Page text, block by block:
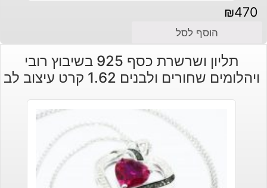
₪470
הוסף לסל
תליון ושרשרת כסף 925 בשיבוץ רובי
ויהלומים שחורים ולבנים 1.62 קרט עיצוב לב